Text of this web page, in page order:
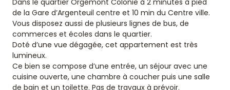
Dans le quartier Orgemont Colonie à 2 minutes à pied
de la Gare d’Argenteuil centre et 10 min du Centre ville.
Vous disposez aussi de plusieurs lignes de bus, de
commerces et écoles dans le quartier.
Doté d’une vue dégagée, cet appartement est très
lumineux.
Ce bien se compose d’une entrée, un séjour avec une
cuisine ouverte, une chambre à coucher puis une salle
de bain et un toilette. Pas de travaux à prévoir.